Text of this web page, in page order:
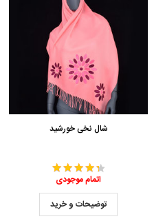
شال نخی خورشید
اتمام موجودی
توضیحات و خرید